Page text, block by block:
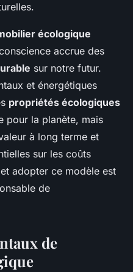
écologique
accrue des
sur notre futur.
et énergétiques
propriétés écologiques
pour la planète, mais
à long terme et
sur les coûts
adopter ce modèle est
de
de